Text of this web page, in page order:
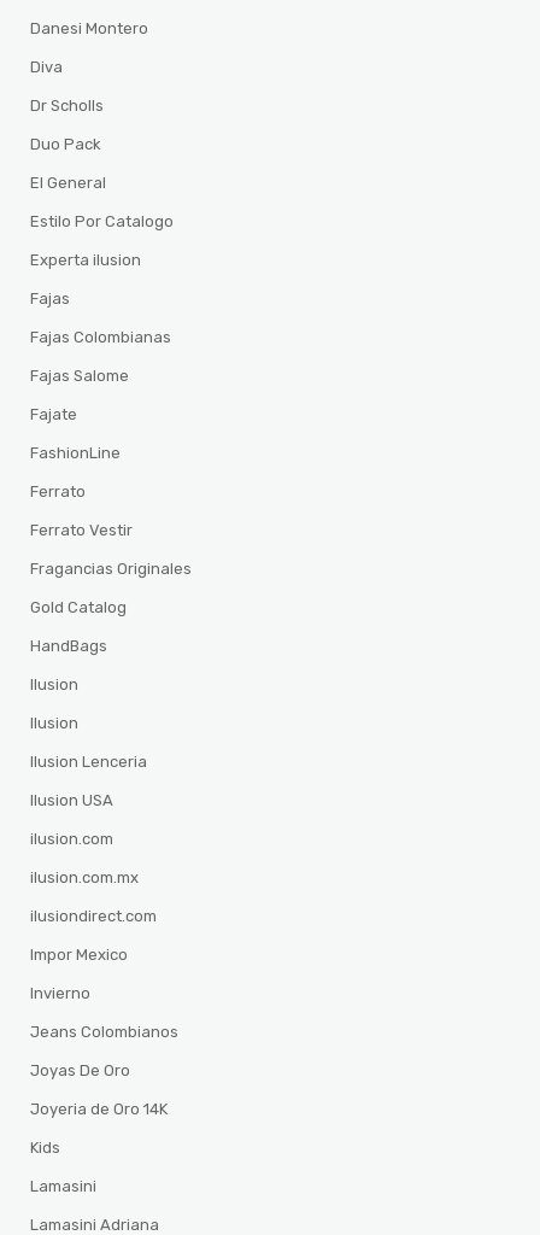
Danesi Montero
Diva
Dr Scholls
Duo Pack
El General
Estilo Por Catalogo
Experta ilusion
Fajas
Fajas Colombianas
Fajas Salome
Fajate
FashionLine
Ferrato
Ferrato Vestir
Fragancias Originales
Gold Catalog
HandBags
Ilusion
Ilusion
Ilusion Lenceria
Ilusion USA
ilusion.com
ilusion.com.mx
ilusiondirect.com
Impor Mexico
Invierno
Jeans Colombianos
Joyas De Oro
Joyeria de Oro 14K
Kids
Lamasini
Lamasini Adriana